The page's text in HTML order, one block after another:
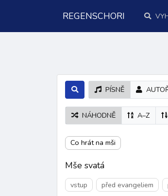
REGENSCHORI
PÍSNĚ
NÁHODNĚ A–Z
Co hrát na mši
Mše svatá
vstup před evangeliem